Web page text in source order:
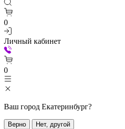
0
Личный кабинет
0
Ваш город Екатеринбург?
Верно Нет, другой